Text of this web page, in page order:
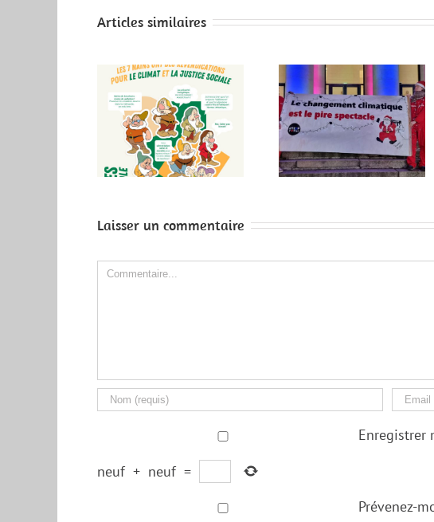
Articles similaires
LE CHAOS
CLIMATIQUE: UN
SPECTACLE OFFERT
PAR TOTAL?
Soirée d’accueil le
Septembre à la
Laisser un commentaire
Comment
Enregistrer
neuf + neuf =
Prévenez-